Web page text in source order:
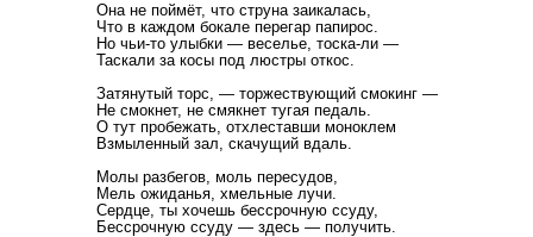
Она не поймёт, что струна заикалась,
Что в каждом бокале перегар папирос.
Но чьи-то улыбки — веселье, тоска-ли —
Таскали за косы под люстры откос.
Затянутый торс, — торжествующий смокинг —
Не смокнет, не смякнет тугая педаль.
О тут пробежать, отхлеставши моноклем
Взмыленный зал, скачущий вдаль.
Молы разбегов, моль пересудов,
Мель ожиданья, хмельные лучи.
Сердце, ты хочешь бессрочную ссуду,
Бессрочную ссуду — здесь — получить.